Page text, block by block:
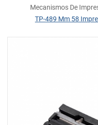
Mecanismos De
TP-489 Mm 58